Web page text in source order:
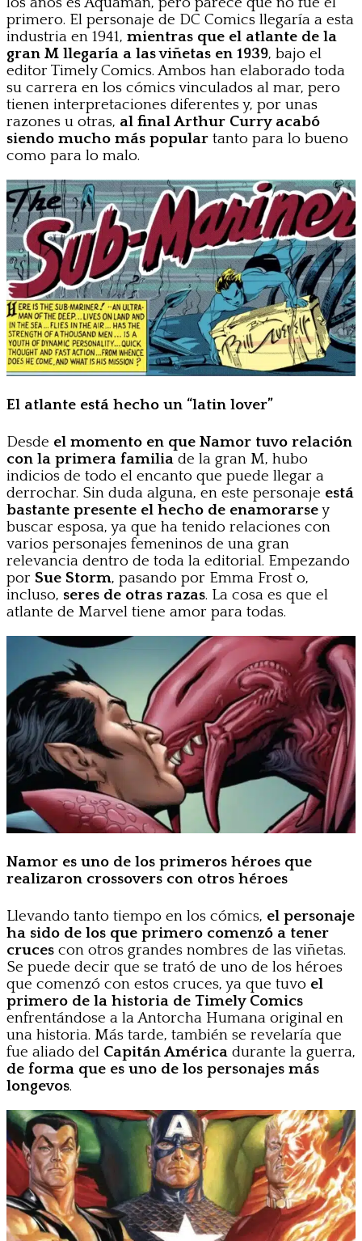
primero. El personaje de DC Comics llegaría a esta
industria en 1941, mientras que el atlante de la
gran M llegaría a las viñetas en 1939, bajo el
editor Timely Comics. Ambos han elaborado toda
su carrera en los cómics vinculados al mar, pero
tienen interpretaciones diferentes y, por unas
razones u otras, al final Arthur Curry acabó
siendo mucho más popular tanto para lo bueno
como para lo malo.
El atlante está hecho un “latin lover”
Desde el momento en que Namor tuvo relación
con la primera familia de la gran M, hubo
indicios de todo el encanto que puede llegar a
derrochar. Sin duda alguna, en este personaje está
bastante presente el hecho de enamorarsey
buscar esposa, ya que ha tenido relaciones con
varios personajes femeninos de una gran
relevancia dentro de toda la editorial. Empezando
por Sue Storm, pasando por Emma Frost o,
incluso, seres de otras razas. La cosa es que el
atlante de Marvel tiene amor para todas.
Namor es uno de los primeros héroes que
realizaron crossovers con otros héroes
Llevando tanto tiempo en los cómics, el personaje
ha sido de los que primero comenzó a tener
cruces con otros grandes nombres de las viñetas.
Se puede decir que se trató de uno de los héroes
que comenzó con estos cruces, ya que tuvo el
primero de la historia de Timely Comics
enfrentándose a la Antorcha Humana original en
una historia. Más tarde, también se revelaría que
fue aliado del Capitán América durante la guerra,
de forma que es uno de los personajes más
longevos.